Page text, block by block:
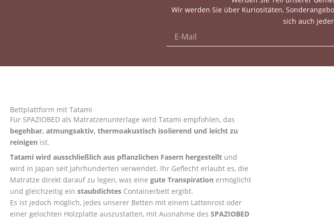
Wir werden Sie über Kuriositäten,
sich auch
Bettplattform mit Tatami
Für SPAZIOBED als Matratzenunterlage wird Tatami empfohlen, das
begehbar, atmungsaktiv, thermoakustisch isolierend und leicht zu
reinigen ist.
Tatami wird ausschließlich aus pflanzlichen Fasern hergestellt und
wird in Japan seit Jahrhunderten verwendet. Ihr Geflecht erlaubt es, die
Matratze direkt darauf zu legen, was eine gute Transpiration ermöglicht
und gleichzeitig ein staubdichtes Containerbett ergibt.
Es ist jedoch möglich, jedes unserer Betten mit einem Lattenrost oder
einer gelochten Holzplatte auszustatten, mit Ausnahme des SPAZIOBED